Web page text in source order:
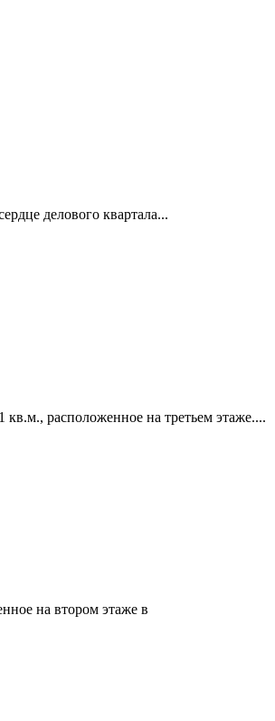
делового квартала...
расположенное на третьем этаже....
на втором этаже в